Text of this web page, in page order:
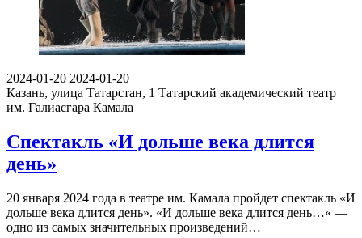
2024-01-20 2024-01-20
Казань, улица Татарстан, 1 Татарский академический театр
им. Галиасгара Камала
Спектакль «И дольше века длится
день»
20 января 2024 года в театре им. Камала пройдет спектакль «И
дольше века длится день». «И дольше века длится день…« —
одно из самых значительных произведений…